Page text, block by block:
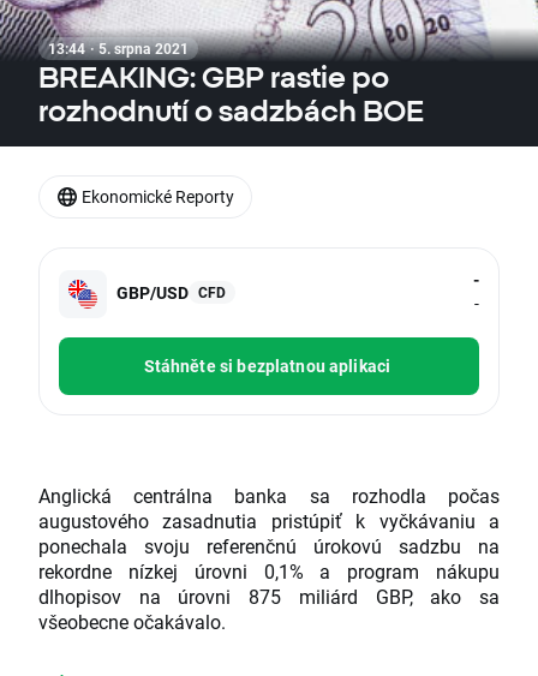
13:44 · 5. srpna 2021
BREAKING: GBP rastie po
rozhodnutí o sadzbách BOE
GBP/USD CFD
-
-
Stáhněte si bezplatnou aplikaci
Anglická centrálna banka sa rozhodla počas
augustového zasadnutia pristúpiť k vyčkávaniu a
ponechala svoju referenčnú úrokovú sadzbu na
rekordne nízkej úrovni 0,1% a program nákupu
dlhopisov na úrovni 875 miliárd GBP, ako sa
všeobecne očakávalo.
Ekonomické Reporty